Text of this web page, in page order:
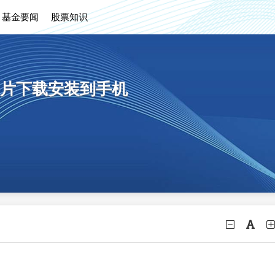
基金要闻 股票知识
下载安装到手机